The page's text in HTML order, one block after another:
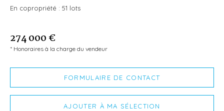
En copropriété : 51 lots
274 000 €
* Honoraires à la charge du vendeur
FORMULAIRE DE CONTACT
AJOUTER À MA SÉLECTION